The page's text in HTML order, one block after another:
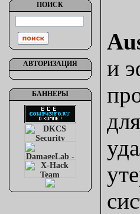
ПОИСК
АВТОРИЗАЦИЯ
БАННЕРЫ
и